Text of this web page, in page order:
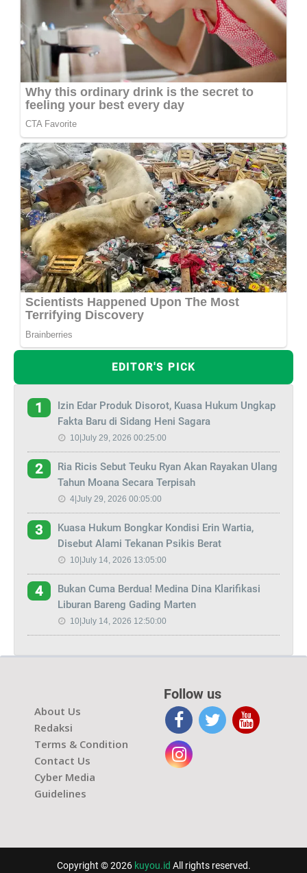
EDITOR'S PICK
1
Izin Edar Produk Disorot, Kuasa Hukum Ungkap
Fakta Baru di Sidang Heni Sagara
10|July 29, 2026 00:25:00
2
Ria Ricis Sebut Teuku Ryan Akan Rayakan Ulang
Tahun Moana Secara Terpisah
4|July 29, 2026 00:05:00
3
Kuasa Hukum Bongkar Kondisi Erin Wartia,
Disebut Alami Tekanan Psikis Berat
10|July 14, 2026 13:05:00
4
Bukan Cuma Berdua! Medina Dina Klarifikasi
Liburan Bareng Gading Marten
10|July 14, 2026 12:50:00
About Us
Redaksi
Terms & Condition
Contact Us
Cyber Media
Guidelines
Follow us
Copyright © 2026 kuyou.id All rights reserved.